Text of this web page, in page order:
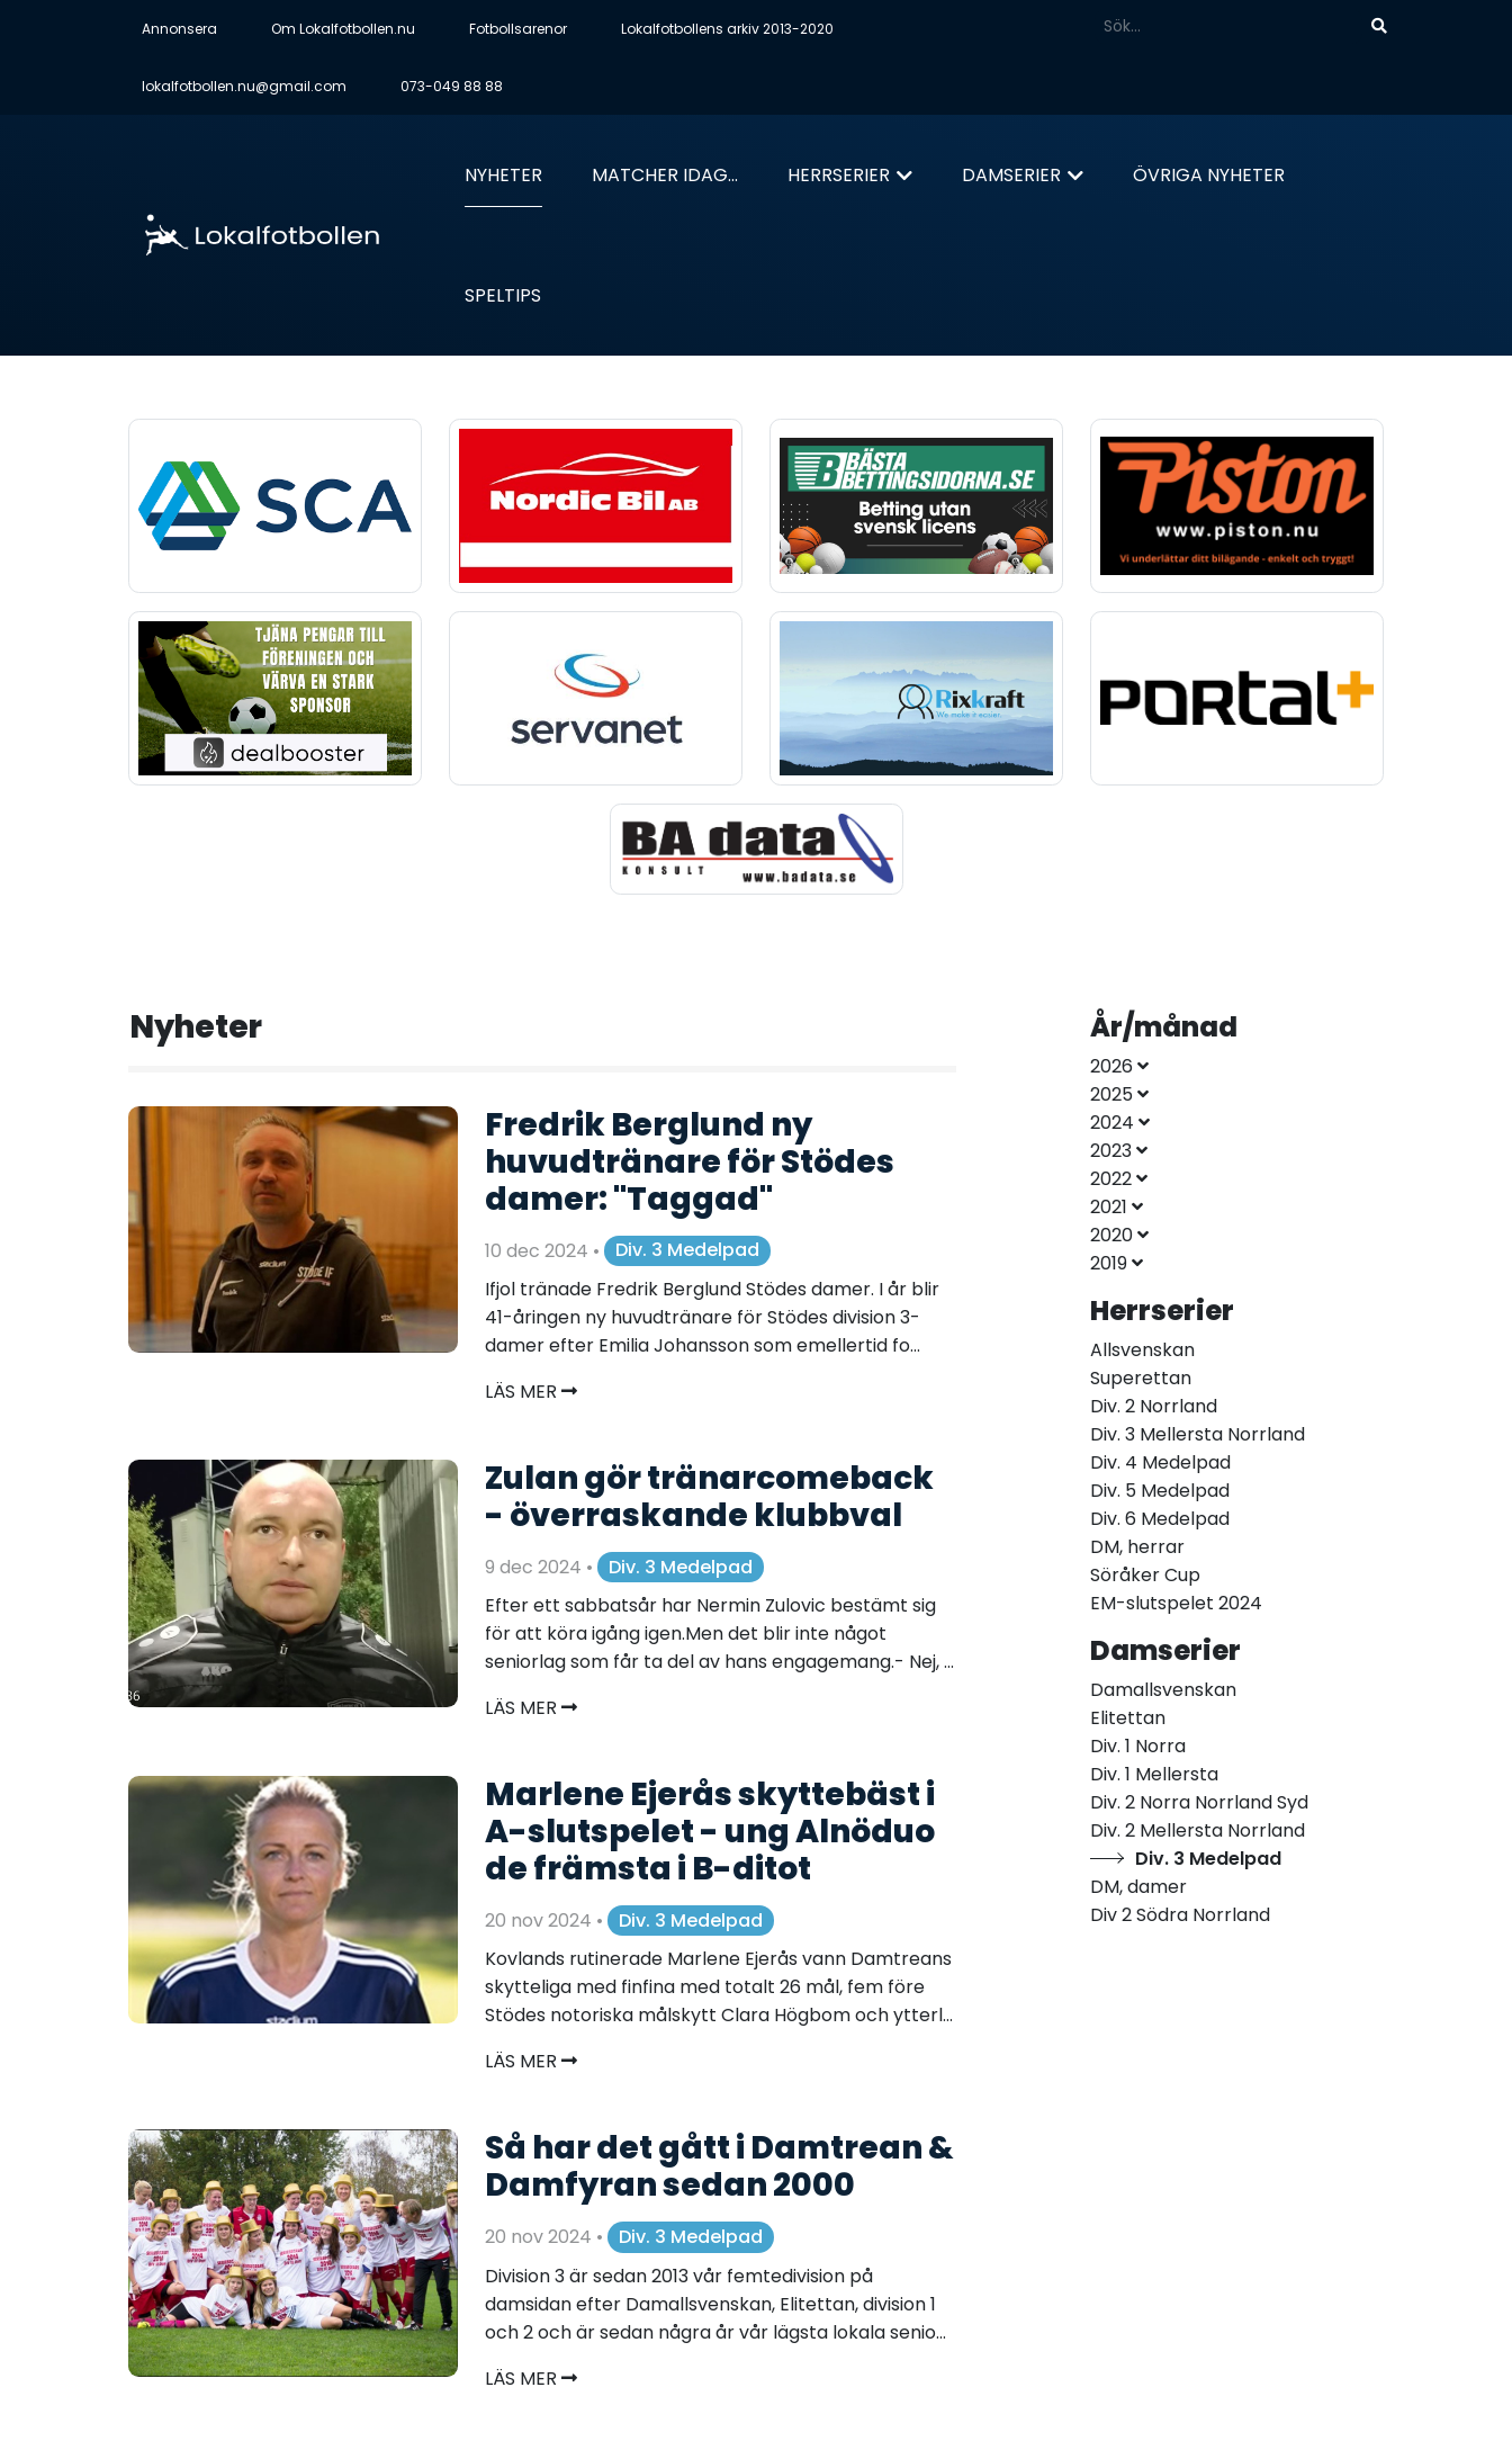
Annonsera Om Lokalfotbollen.nu Fotbollsarenor Lokalfotbollens arkiv 2013-2020
lokalfotbollen.nu@gmail.com 073-049 88 88
NYHETER MATCHER IDAG... HERRSERIER DAMSERIER ÖVRIGA NYHETER
SPELTIPS
Nyheter
Fredrik Berglund ny
huvudtränare för Stödes
damer: "Taggad"
10 dec 2024 •
Div. 3 Medelpad
Ifjol tränade Fredrik Berglund Stödes damer. I år blir
41-åringen ny huvudtränare för Stödes division 3-
damer efter Emilia Johansson som emellertid fo...
LÄS MER
Zulan gör tränarcomeback
- överraskande klubbval
9 dec 2024 •
Div. 3 Medelpad
Efter ett sabbatsår har Nermin Zulovic bestämt sig
för att köra igång igen.Men det blir inte något
seniorlag som får ta del av hans engagemang.- Nej, ...
LÄS MER
Marlene Ejerås skyttebäst i
A-slutspelet - ung Alnöduo
de främsta i B-ditot
20 nov 2024 •
Div. 3 Medelpad
Kovlands rutinerade Marlene Ejerås vann Damtreans
skytteliga med finfina med totalt 26 mål, fem före
Stödes notoriska målskytt Clara Högbom och ytterl...
LÄS MER
Så har det gått i Damtrean &
Damfyran sedan 2000
20 nov 2024 •
Div. 3 Medelpad
Division 3 är sedan 2013 vår femtedivision på
damsidan efter Damallsvenskan, Elitettan, division 1
och 2 och är sedan några år vår lägsta lokala senio...
LÄS MER
År/månad
2026
2025
2024
2023
2022
2021
2020
2019
Herrserier
Allsvenskan
Superettan
Div. 2 Norrland
Div. 3 Mellersta Norrland
Div. 4 Medelpad
Div. 5 Medelpad
Div. 6 Medelpad
DM, herrar
Söråker Cup
EM-slutspelet 2024
Damserier
Damallsvenskan
Elitettan
Div. 1 Norra
Div. 1 Mellersta
Div. 2 Norra Norrland Syd
Div. 2 Mellersta Norrland
Div. 3 Medelpad
DM, damer
Div 2 Södra Norrland